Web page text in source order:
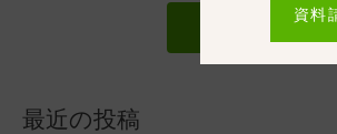
一覧へ戻る
最近の投稿
資料